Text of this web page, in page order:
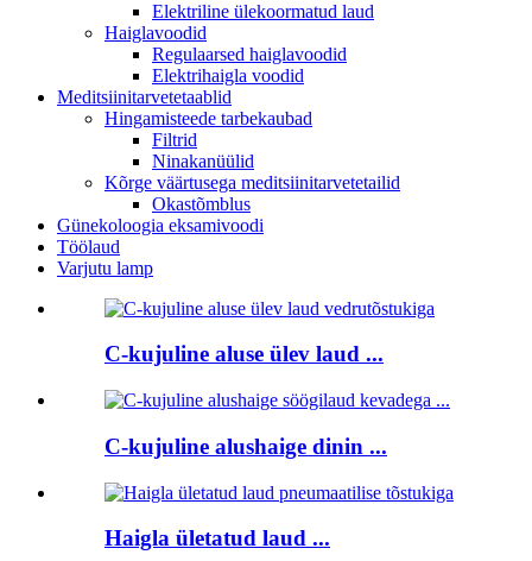
Elektriline ülekoormatud laud
Haiglavoodid
Regulaarsed haiglavoodid
Elektrihaigla voodid
Meditsiinitarvetetaablid
Hingamisteede tarbekaubad
Filtrid
Ninakanüülid
Kõrge väärtusega meditsiinitarvetetailid
Okastõmblus
Günekoloogia eksamivoodi
Töölaud
Varjutu lamp
C-kujuline aluse ülev laud ...
C-kujuline alushaige dinin ...
Haigla ületatud laud ...